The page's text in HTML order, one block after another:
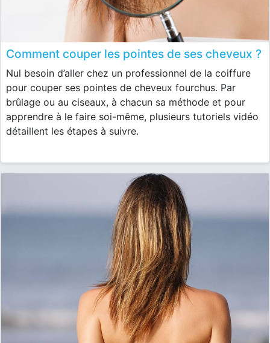
Comment couper les pointes de ses cheveux ?
Nul besoin d’aller chez un professionnel de la coiffure
pour couper ses pointes de cheveux fourchus. Par
brûlage ou au ciseaux, à chacun sa méthode et pour
apprendre à le faire soi-même, plusieurs tutoriels vidéo
détaillent les étapes à suivre.